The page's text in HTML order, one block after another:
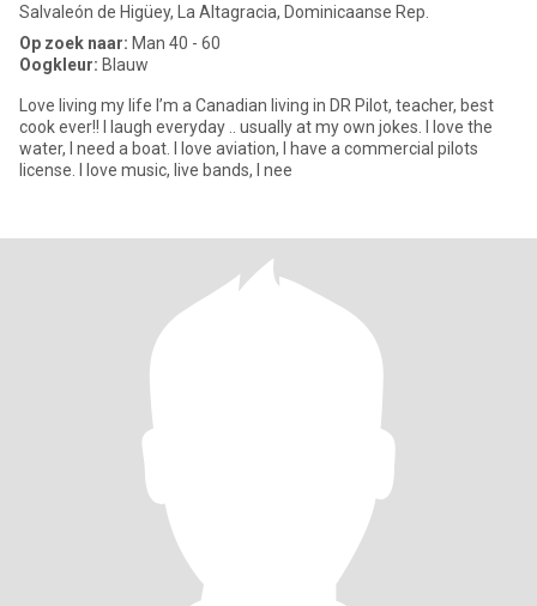
Salvaleón de Higüey, La Altagracia, Dominicaanse Rep.
Op zoek naar: Man 40 - 60
Oogkleur: Blauw
Love living my life I’m a Canadian living in DR Pilot, teacher, best
cook ever!! I laugh everyday .. usually at my own jokes. I love the
water, I need a boat. I love aviation, I have a commercial pilots
license. I love music, live bands, I nee